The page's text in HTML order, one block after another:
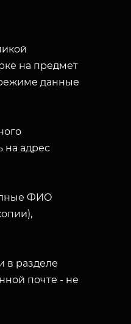
на предмет
данные
на адрес
ФИО
в разделе
почте - не